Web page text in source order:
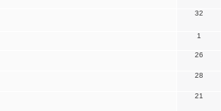
32
1
26
28
21